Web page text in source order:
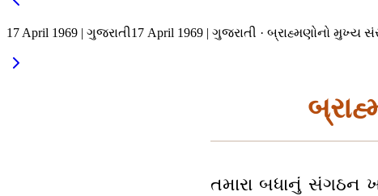
17 April 1969 | ગુજરાતી17 April 1969 | ગુજરાતી · બ્રાહ્મણોનો મુખ્ય
તમારા બધાનું સંગઠન